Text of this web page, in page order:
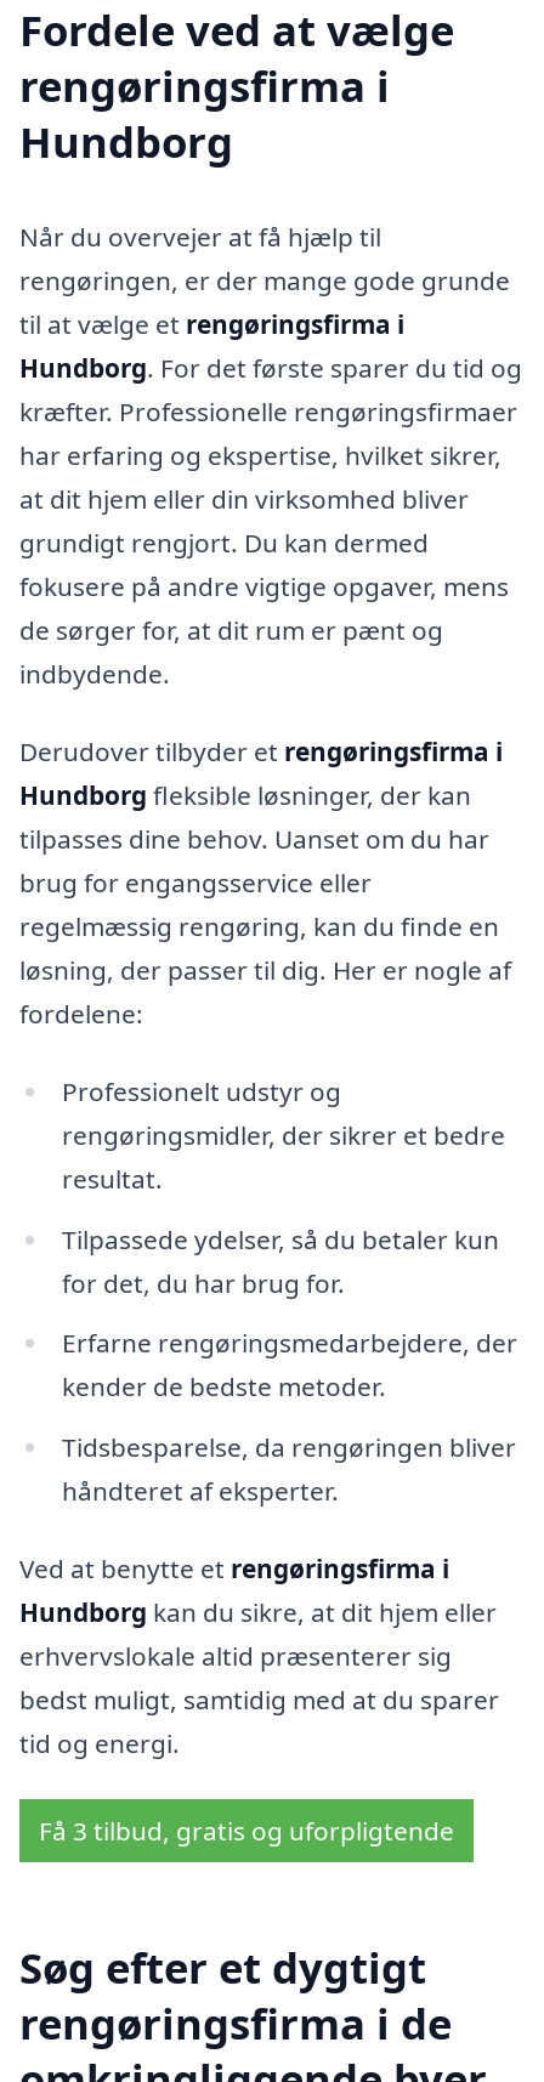
Fordele ved at vælge
rengøringsfirma i
Hundborg
Når du overvejer at få hjælp til
rengøringen, er der mange gode grunde
til at vælge et rengøringsfirma i
Hundborg. For det første sparer du tid og
kræfter. Professionelle rengøringsfirmaer
har erfaring og ekspertise, hvilket sikrer,
at dit hjem eller din virksomhed bliver
grundigt rengjort. Du kan dermed
fokusere på andre vigtige opgaver, mens
de sørger for, at dit rum er pænt og
indbydende.
Derudover tilbyder et rengøringsfirma i
Hundborg fleksible løsninger, der kan
tilpasses dine behov. Uanset om du har
brug for engangsservice eller
regelmæssig rengøring, kan du finde en
løsning, der passer til dig. Her er nogle af
fordelene:
Professionelt udstyr og
rengøringsmidler, der sikrer et bedre
resultat.
Tilpassede ydelser, så du betaler kun
for det, du har brug for.
Erfarne rengøringsmedarbejdere, der
kender de bedste metoder.
Tidsbesparelse, da rengøringen bliver
håndteret af eksperter.
Ved at benytte et rengøringsfirma i
Hundborg kan du sikre, at dit hjem eller
erhvervslokale altid præsenterer sig
bedst muligt, samtidig med at du sparer
tid og energi.
Få 3 tilbud, gratis og uforpligtende
Søg efter et dygtigt
rengøringsfirma i de